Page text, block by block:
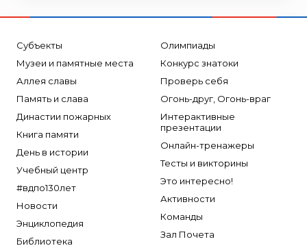
Субъекты
Музеи и памятные места
Аллея славы
Память и слава
Династии пожарных
Книга памяти
День в истории
Учебный центр
#вдпо130лет
Новости
Энциклопедия
Библиотека
Олимпиады
Конкурс знатоки
Проверь себя
Огонь-друг, Огонь-враг
Интерактивные
презентации
Онлайн-тренажеры
Тесты и викторины
Это интересно!
Активности
Команды
Зал Почета